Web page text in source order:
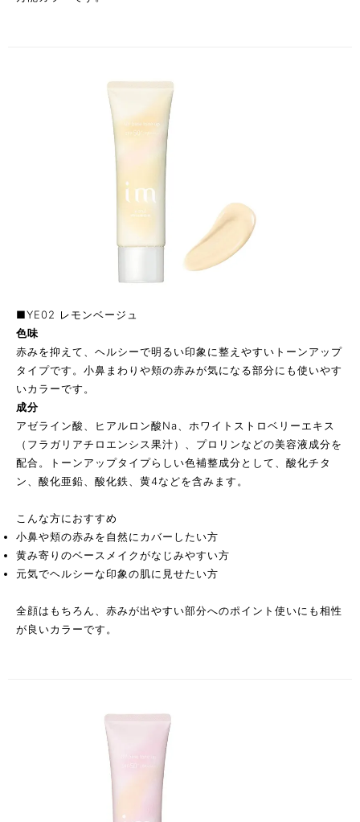
■YE02 レモンベージュ
色味
赤みを抑えて、ヘルシーで明るい印象に整えやすいトーンアップ
タイプです。小鼻まわりや頬の赤みが気になる部分にも使いやす
いカラーです。
成分
アゼライン酸、ヒアルロン酸Na、ホワイトストロベリーエキス
（フラガリアチロエンシス果汁）、プロリンなどの美容液成分を
配合。トーンアップタイプらしい色補整成分として、酸化チタ
ン、酸化亜鉛、酸化鉄、黄4などを含みます。
こんな方におすすめ
小鼻や頬の赤みを自然にカバーしたい方
黄み寄りのベースメイクがなじみやすい方
元気でヘルシーな印象の肌に見せたい方
全顔はもちろん、赤みが出やすい部分へのポイント使いにも相性
が良いカラーです。